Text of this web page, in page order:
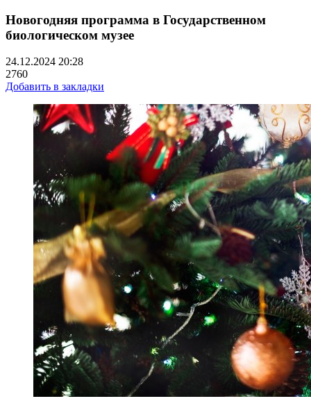
Новогодняя программа в Государственном
биологическом музее
24.12.2024 20:28
2760
Добавить в закладки